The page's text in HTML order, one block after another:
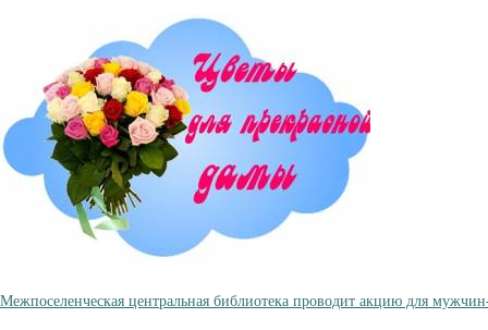
Межпоселенческая центральная библиотека проводит акцию для